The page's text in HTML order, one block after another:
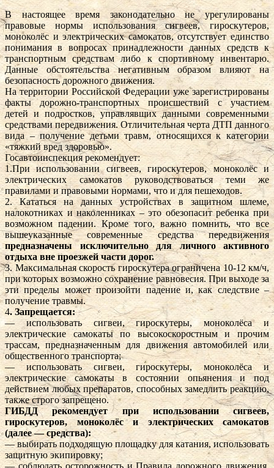
В настоящее время законодательно не урегулированы
правовые нормы использования сигвеев, гироскутеров,
моноколёс и электрических самокатов, отсутствует единство
понимания в вопросах принадлежности данных средств к
транспортным средствам либо к спортивному инвентарю.
Данные обстоятельства негативным образом влияют на
безопасность дорожного движения.
На территории Российской Федерации уже зарегистрированы
факты дорожно-транспортных происшествий с участием
детей и подростков, управлявших данными современными
средствами передвижения. Отличительная черта ДТП данного
вида – получение детьми травм, относящихся к категории
«тяжкий вред здоровью».
Госавтоинспекция рекомендует:
1.При использовании сигвеев, гироскутеров, моноколёс и
электрических самокатов руководствоваться теми же
правилами и правовыми нормами, что и для пешеходов.
2. Кататься на данных устройствах в защитном шлеме,
налокотниках и наколенниках – это обезопасит ребенка при
возможном падении. Кроме того, важно помнить, что все
вышеуказанные современные средства передвижения
предназначены исключительно для личного активного
отдыха вне проезжей части дорог.
3. Максимальная скорость гироскутера ограничена 10-12 км/ч,
при которых возможно сохранение равновесия. При выходе за
эти пределы может произойти падение и, как следствие –
получение травмы.
4. Запрещается:
— использовать сигвеи, гироскутеры, моноколёса и
электрические самокаты по высокоскоростным и прочим
трассам, предназначенным для движения автомобилей или
общественного транспорта;
— использовать сигвеи, гироскутеры, моноколёса и
электрические самокаты в состоянии опьянения и под
действием любых препаратов, способных замедлить реакцию,
также строго запрещено.
ГИБДД рекомендует при использовании сигвеев,
гироскутеров, моноколёс и электрических самокатов
(далее — средства):
— выбирать подходящую площадку для катания, использовать
защитную экипировку;
— соблюдать осторожность и Правила дорожного движения,